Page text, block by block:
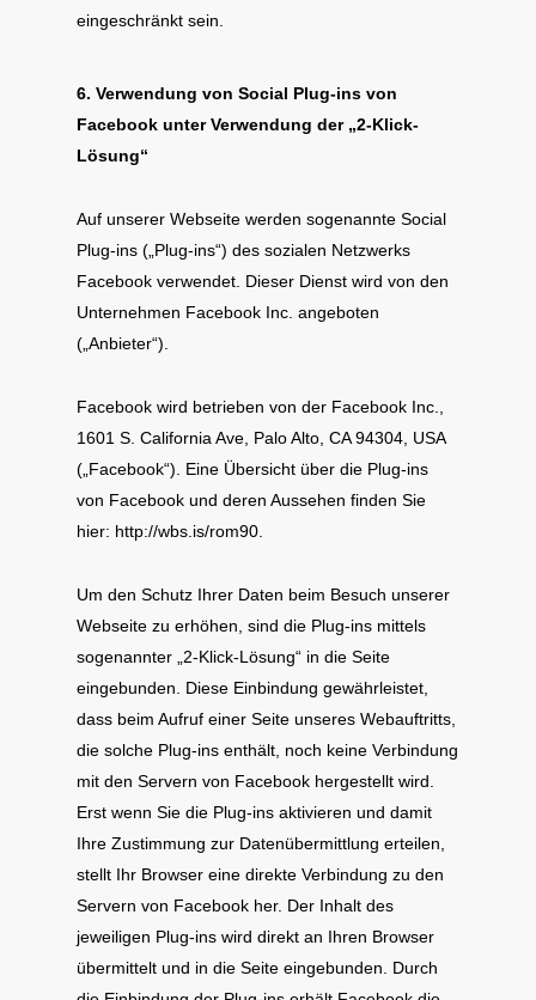
eingeschränkt sein.
6. Verwendung von Social Plug-ins von
Facebook unter Verwendung der „2-Klick-
Lösung“
Auf unserer Webseite werden sogenannte Social
Plug-ins („Plug-ins“) des sozialen Netzwerks
Facebook verwendet. Dieser Dienst wird von den
Unternehmen Facebook Inc. angeboten
(„Anbieter“).
Facebook wird betrieben von der Facebook Inc.,
1601 S. California Ave, Palo Alto, CA 94304, USA
(„Facebook“). Eine Übersicht über die Plug-ins
von Facebook und deren Aussehen finden Sie
hier: http://wbs.is/rom90.
Um den Schutz Ihrer Daten beim Besuch unserer
Webseite zu erhöhen, sind die Plug-ins mittels
sogenannter „2-Klick-Lösung“ in die Seite
eingebunden. Diese Einbindung gewährleistet,
dass beim Aufruf einer Seite unseres Webauftritts,
die solche Plug-ins enthält, noch keine Verbindung
mit den Servern von Facebook hergestellt wird.
Erst wenn Sie die Plug-ins aktivieren und damit
Ihre Zustimmung zur Datenübermittlung erteilen,
stellt Ihr Browser eine direkte Verbindung zu den
Servern von Facebook her. Der Inhalt des
jeweiligen Plug-ins wird direkt an Ihren Browser
übermittelt und in die Seite eingebunden. Durch